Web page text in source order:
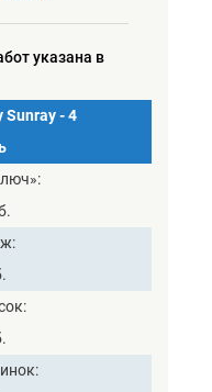
указана в
- 4